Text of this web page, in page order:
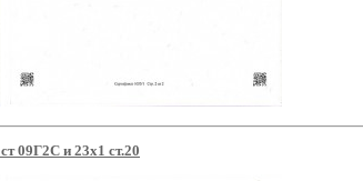
ст 09Г2С и 23х1 ст.20